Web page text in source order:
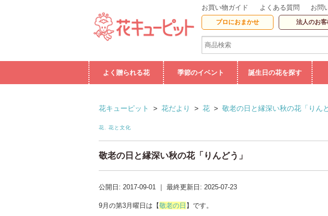
お買い物ガイド よくある質問 お問
プロにおまかせ 法人のお
よく贈られる花 季節のイベント 誕生日の花を探す
花キューピット > 花だより > 花 > 敬老の日と縁深い秋の花「りんど
花 花と文化
敬老の日と縁深い秋の花「りんどう」
公開日: 2017-09-01 ｜ 最終更新日: 2025-07-23
9月の第3月曜日は【敬老の日 】です。